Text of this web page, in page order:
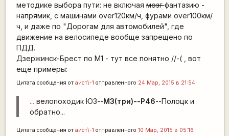
методике выбора пути: не включаямозгфантазию -
напрямик, с машинами over120км/ч, фурами over100км/
ч, и даже по "Дорогам для автомобилей", где
движение на велосипеде вообще запрещено по
ПДД.
Дзержинск-Брест по М1 - тут все понятно //-( , вот
еще примеры:
Цитата сообщения от аист\-1 отправленного 24 Мар, 2015 в 21:54
... велопоходик ЮЗ--М3(три)--Р46--Полоцк и
обратно...
Цитата сообщения от аист\-1 отправленного 10 Мар, 2015 в 05:16